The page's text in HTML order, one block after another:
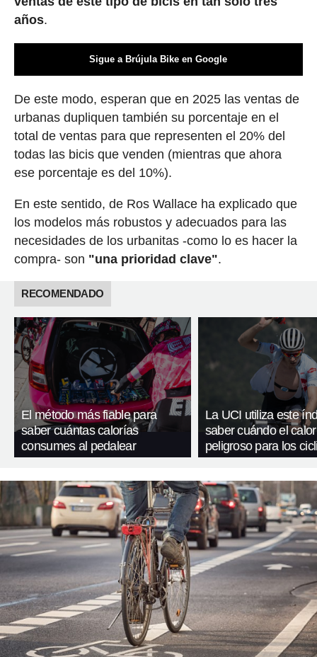
años.
Sigue a Brújula Bike en Google
De este modo, esperan que en 2025 las ventas de
urbanas dupliquen también su porcentaje en el
total de ventas para que representen el 20% del
todas las bicis que venden (mientras que ahora
ese porcentaje es del 10%).
En este sentido, de Ros Wallace ha explicado que
los modelos más robustos y adecuados para las
necesidades de los urbanitas -como lo es hacer la
compra- son "una prioridad clave".
RECOMENDADO
El método más fiable para
saber cuántas calorías
consumes al pedalear
La UCI utiliza este
saber cuándo el
peligroso para los